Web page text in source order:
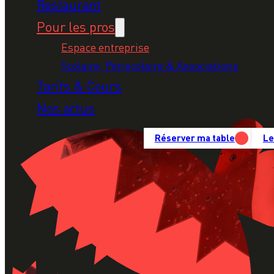
Restaurant
Pour les pros
Espace entreprise
Scolaire, Périscolaire & Associations
Tarifs & Cours
Nos actus
Réserver ma table